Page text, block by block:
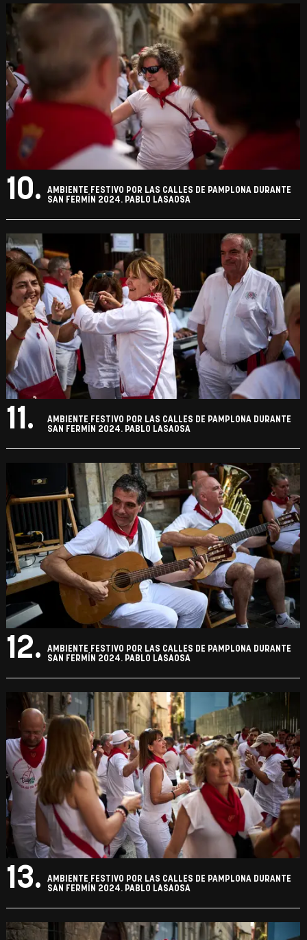
10.
AMBIENTE FESTIVO POR LAS CALLES DE PAMPLONA DURANTE
SAN FERMÍN 2024. PABLO LASAOSA
11.
AMBIENTE FESTIVO POR LAS CALLES DE PAMPLONA DURANTE
SAN FERMÍN 2024. PABLO LASAOSA
12.
AMBIENTE FESTIVO POR LAS CALLES DE PAMPLONA DURANTE
SAN FERMÍN 2024. PABLO LASAOSA
13.
AMBIENTE FESTIVO POR LAS CALLES DE PAMPLONA DURANTE
SAN FERMÍN 2024. PABLO LASAOSA